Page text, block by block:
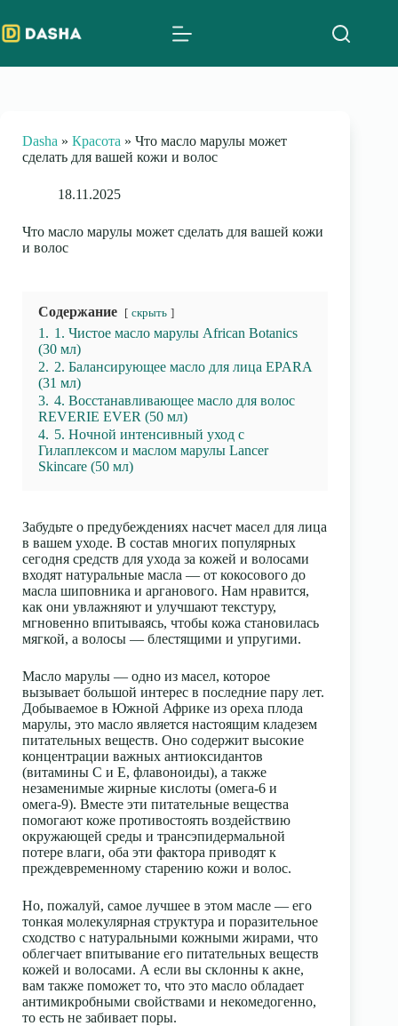
to
content
Dasha » Красота » Что масло марулы может
сделать для вашей кожи и волос
18.11.2025
Что масло марулы может сделать для вашей кожи
и волос
Содержание скрыть
1. 1. Чистое масло марулы African Botanics
(30 мл)
2. 2. Балансирующее масло для лица EPARA
(31 мл)
3. 4. Восстанавливающее масло для волос
REVERIE EVER (50 мл)
4. 5. Ночной интенсивный уход с
Гилаплексом и маслом марулы Lancer
Skincare (50 мл)
Забудьте о предубеждениях насчет масел для лица
в вашем уходе. В состав многих популярных
сегодня средств для ухода за кожей и волосами
входят натуральные масла — от кокосового до
масла шиповника и арганового. Нам нравится,
как они увлажняют и улучшают текстуру,
мгновенно впитываясь, чтобы кожа становилась
мягкой, а волосы — блестящими и упругими.
Масло марулы — одно из масел, которое
вызывает большой интерес в последние пару лет.
Добываемое в Южной Африке из ореха плода
марулы, это масло является настоящим кладезем
питательных веществ. Оно содержит высокие
концентрации важных антиоксидантов
(витамины С и Е, флавоноиды), а также
незаменимые жирные кислоты (омега-6 и
омега-9). Вместе эти питательные вещества
помогают коже противостоять воздействию
окружающей среды и трансэпидермальной
потере влаги, оба эти фактора приводят к
преждевременному старению кожи и волос.
Но, пожалуй, самое лучшее в этом масле — его
тонкая молекулярная структура и поразительное
сходство с натуральными кожными жирами, что
облегчает впитывание его питательных веществ
кожей и волосами. А если вы склонны к акне,
вам также поможет то, что это масло обладает
антимикробными свойствами и некомедогенно,
то есть не забивает поры.